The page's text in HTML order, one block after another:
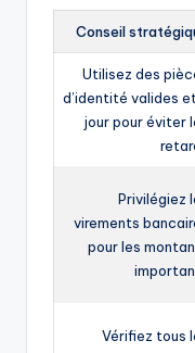
Conseil
Utilisez des
d’identité valides
jour pour éviter
Privilégiez
virements
pour les
Vérifiez tous